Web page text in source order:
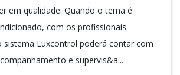
em qualidade. Quando o tema é
com os profissionais
sistema Luxcontrol poderá contar com
e supervis&a...